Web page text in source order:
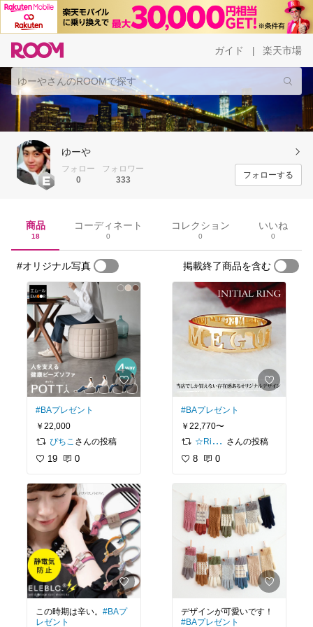
ガイド 楽天市場
ゆーや
フォロー
0
フォロワー
333
フォローする
商品
18
コーディネート
0
コレクション
0
いいね
0
#オリジナル写真 掲載終了商品を含む
#BAプレゼント
￥22,000
ぴちこ さんの投稿
19 0
この時期は辛い。 #BAプ
レゼント
#BAプレゼント
￥22,770〜
☆Ribbon
さんの投稿
8 0
デザインが可愛いです！
#BAプレゼント